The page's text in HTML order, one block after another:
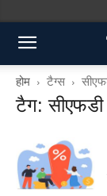
होम टैग्स
टैग: सीएफडी